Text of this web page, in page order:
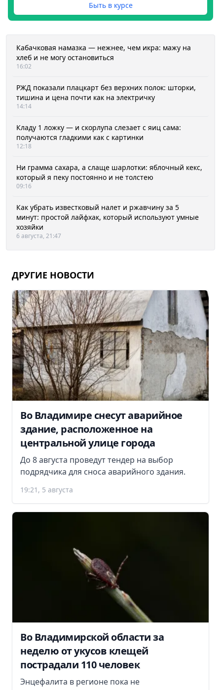
Быть в курсе
Кабачковая намазка — нежнее, чем икра: мажу на
хлеб и не могу остановиться
16:02
РЖД показали плацкарт без верхних полок: шторки,
тишина и цена почти как на электричку
14:14
Кладу 1 ложку — и скорлупа слезает с яиц сама:
получаются гладкими как с картинки
12:18
Ни грамма сахара, а слаще шарлотки: яблочный кекс,
который я пеку постоянно и не толстею
09:16
Как убрать известковый налет и ржавчину за 5
минут: простой лайфхак, который используют умные
хозяйки
6 августа, 21:47
ДРУГИЕ НОВОСТИ
Во Владимире снесут аварийное
здание, расположенное на
центральной улице города
До 8 августа проведут тендер на выбор
подрядчика для сноса аварийного здания.
19:21, 5 августа
Во Владимирской области за
неделю от укусов клещей
пострадали 110 человек
Энцефалита в регионе пока не